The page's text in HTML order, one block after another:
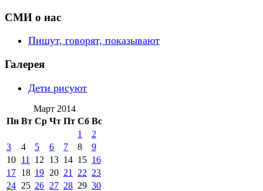
СМИ о нас
Пишут, говорят, показывают
Галерея
Дети рисуют
Март 2014
Пн Вт Ср Чт Пт Сб Вс
1
2
3
4 5 6 7 8
9
10 11 12 13 14 15 16
17 18 19 20 21 22 23
24 25 26 27 28 29 30